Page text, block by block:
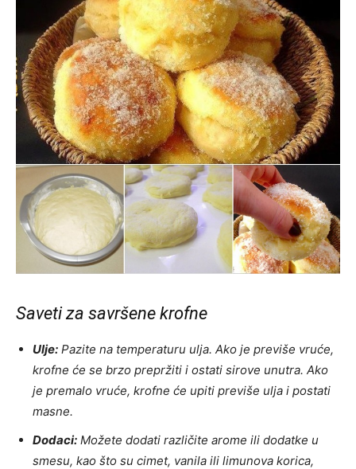
Saveti za savršene krofne
Ulje: Pazite na temperaturu ulja. Ako je previše vruće,
krofne će se brzo prepržiti i ostati sirove unutra. Ako
je premalo vruće, krofne će upiti previše ulja i postati
masne.
Dodaci: Možete dodati različite arome ili dodatke u
smesu, kao što su cimet, vanila ili limunova korica,